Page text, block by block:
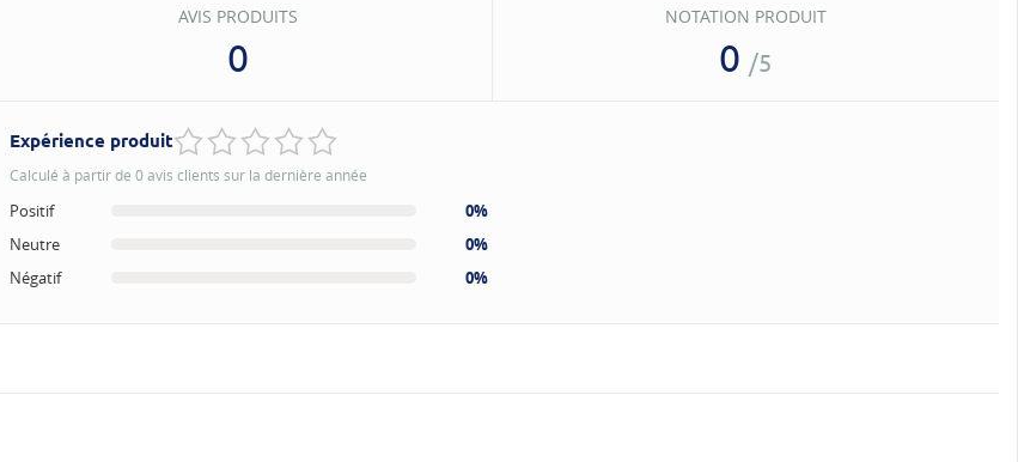
AVIS PRODUITS
0
NOTATION PRODUIT
0 /5
Expérience produit
Calculé à partir de 0 avis clients sur la dernière année
Positif
0%
Neutre
0%
Négatif
0%